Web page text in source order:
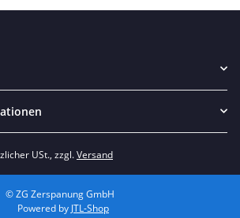
USt., zzgl.Versand
© ZG Zerspanung GmbH
Powered by JTL-Shop